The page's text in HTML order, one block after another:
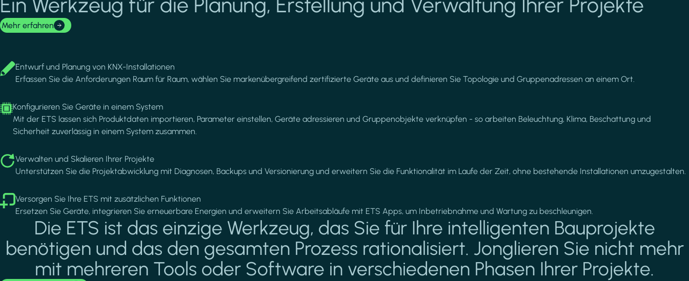
Ein Werkzeug für die Planung, Erstellung und Verwaltung Ihrer Projekte
Mehr erfahren
ImageEntwurf und Planung von KNX-Installationen
Erfassen Sie die Anforderungen Raum für Raum, wählen Sie markenübergreifend zertifizierte Geräte aus und definieren Sie Topologie und Gruppenadressen an einem Ort.
ImageKonfigurieren Sie Geräte in einem System
Mit der ETS lassen sich Produktdaten importieren, Parameter einstellen, Geräte adressieren und Gruppenobjekte verknüpfen - so arbeiten Beleuchtung, Klima, Beschattung und
Sicherheit zuverlässig in einem System zusammen.
ImageVerwalten und Skalieren Ihrer Projekte
Unterstützen Sie die Projektabwicklung mit Diagnosen, Backups und Versionierung und erweitern Sie die Funktionalität im Laufe der Zeit, ohne bestehende Installationen umzugestalten.
ImageVersorgen Sie Ihre ETS mit zusätzlichen Funktionen
Ersetzen Sie Geräte, integrieren Sie erneuerbare Energien und erweitern Sie Arbeitsabläufe mit ETS Apps, um Inbetriebnahme und Wartung zu beschleunigen.
Die ETS ist das einzige Werkzeug, das Sie für Ihre intelligenten Bauprojekte
benötigen und das den gesamten Prozess rationalisiert. Jonglieren Sie nicht mehr
mit mehreren Tools oder Software in verschiedenen Phasen Ihrer Projekte.